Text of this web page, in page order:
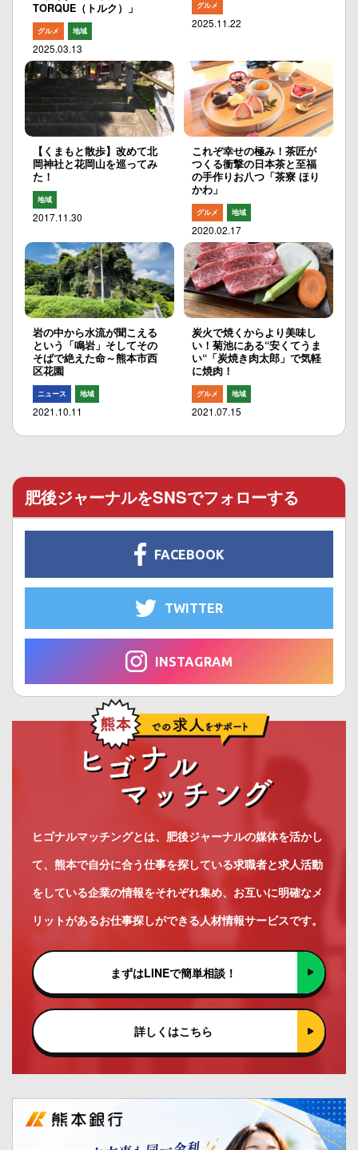
TORQUE（トルク）」
グルメ 地域
2025.03.13
グルメ
2025.11.22
【くまもと散歩】改めて北
岡神社と花岡山を巡ってみ
た！
地域
2017.11.30
これぞ幸せの極み！茶匠が
つくる衝撃の日本茶と至福
の手作りお八つ「茶寮 ほり
かわ」
グルメ 地域
2020.02.17
岩の中から水流が聞こえる
という「鳴岩」そしてその
そばで絶えた命～熊本市西
区花園
ニュース 地域
2021.10.11
炭火で焼くからより美味し
い！菊池にある“安くてうま
い“「炭焼き肉太郎」で気軽
に焼肉！
グルメ 地域
2021.07.15
肥後ジャーナルをSNSでフォローする
FACEBOOK
TWITTER
INSTAGRAM
ヒゴナルマッチングとは、肥後ジャーナルの媒体を活かし
て、熊本で自分に合う仕事を探している求職者と求人活動
をしている企業の情報をそれぞれ集め、お互いに明確なメ
リットがあるお仕事探しができる人材情報サービスです。
まずはLINEで簡単相談！
詳しくはこちら